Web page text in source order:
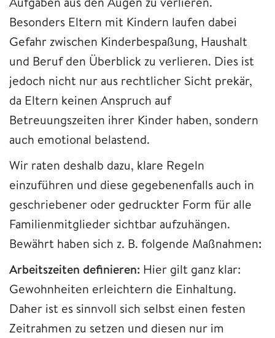
Besonders Eltern mit Kindern laufen dabei
Gefahr zwischen Kinderbespaßung, Haushalt
und Beruf den Überblick zu verlieren. Dies ist
jedoch nicht nur aus rechtlicher Sicht prekär,
da Eltern keinen Anspruch auf
Betreuungszeiten ihrer Kinder haben, sondern
auch emotional belastend.
Wir raten deshalb dazu, klare Regeln
einzuführen und diese gegebenenfalls auch in
geschriebener oder gedruckter Form für alle
Familienmitglieder sichtbar aufzuhängen.
Bewährt haben sich z. B. folgende Maßnahmen:
Arbeitszeiten definieren: Hier gilt ganz klar:
Gewohnheiten erleichtern die Einhaltung.
Daher ist es sinnvoll sich selbst einen festen
Zeitrahmen zu setzen und diesen nur im